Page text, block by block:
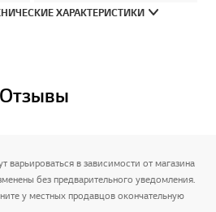
ХАРАКТЕРИСТИКИ
Отзывы
варьироваться в зависимости от магазина
без предварительного уведомления.
у местных продавцов окончательную